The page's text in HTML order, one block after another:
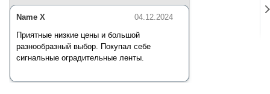
04.12.2024
Name X
Приятные низкие цены и большой
разнообразный выбор. Покупал себе
сигнальные оградительные ленты.